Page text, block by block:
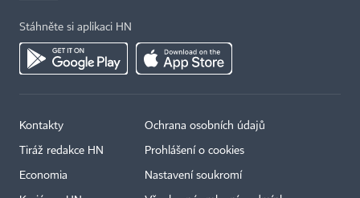
Stáhněte si aplikaci HN
Kontakty
Tiráž redakce HN
Economia
Ochrana osobních údajů
Prohlášení o cookies
Nastavení soukromí